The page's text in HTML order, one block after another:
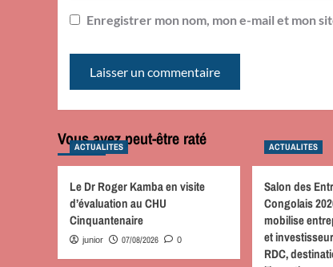
Enregistrer mon nom, mon e-mail et mon
Vous avez peut-être raté
ACTUALITES
Le Dr Roger Kamba en visite
d’évaluation au CHU
Cinquantenaire
junior 07/08/2026 0
ACTUALITES
Salon des
Congolais
mobilise
et
RDC,